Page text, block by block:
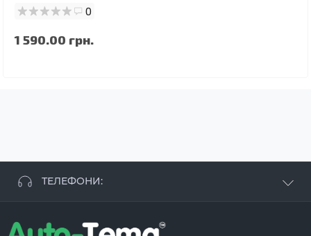
0
1 590.00 грн.
ТЕЛЕФОНИ:
+38 096 250 84 38